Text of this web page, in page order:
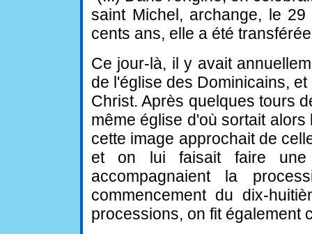
saint Michel, archange, le
cents ans, elle a été
Ce jour-là, il y avait
de l'église des Dominicains,
Christ. Après quelques tours
même église d'où sortait
cette image approchait de
et on lui faisait faire une
accompagnaient la
commencement du dix-
processions, on fit également